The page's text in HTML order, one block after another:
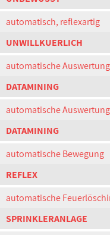
automatisch, reflexartig
UNWILLKUERLICH
automatische
DATAMINING
automatische
DATAMINING
automatische Bewegung
REFLEX
automatische
SPRINKLERANLAGE